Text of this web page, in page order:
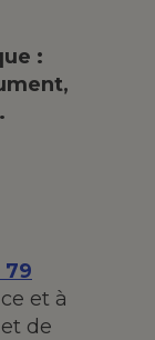
:
79
et à
de